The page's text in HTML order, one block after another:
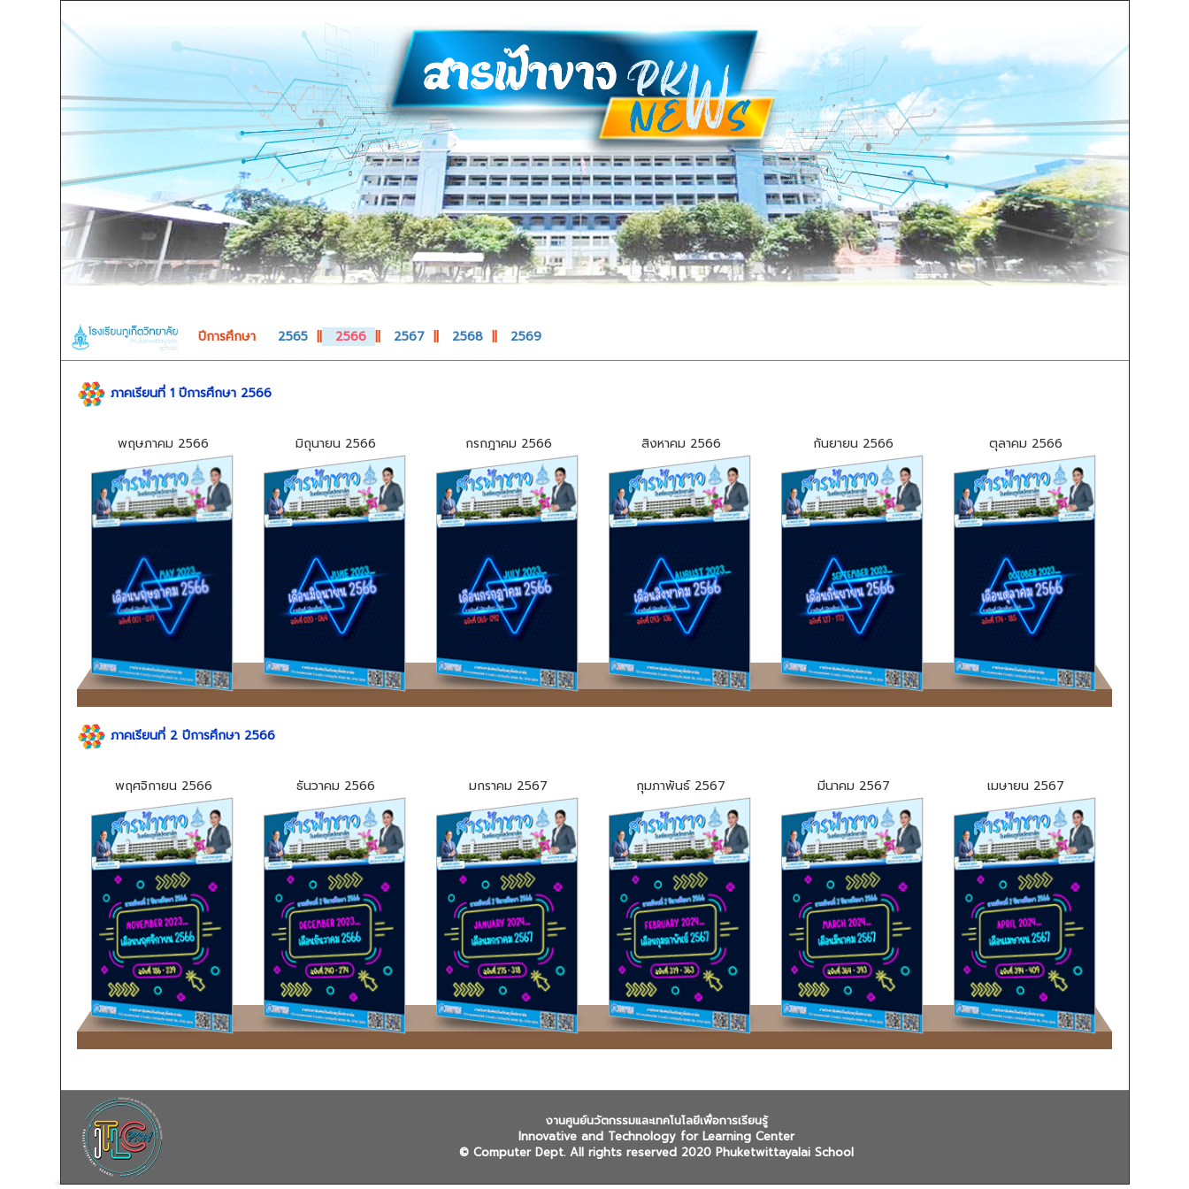
ปีการศึกษา 2565|| 2566 2567|| 2568|| 2569
ภาคเรียนที่ 1 ปีการศึกษา 2566
พฤษภาคม 2566 มิถุนายน 2566 กรกฎาคม 2566 สิงหาคม 2566 กันยายน 2566 ตุลาคม 2566
ภาคเรียนที่ 2 ปีการศึกษา 2566
พฤศจิกายน 2566 ธันวาคม 2566 มกราคม 2567 กุมภาพันธ์ 2567 มีนาคม 2567 เมษายน 2567
งานศูนย์นวัตกรรมและเทคโนโลยีเพื่อการเรียนรู้
Innovative and Technology for Learning Center
© Computer Dept. All rights reserved 2020 Phuketwittayalai School